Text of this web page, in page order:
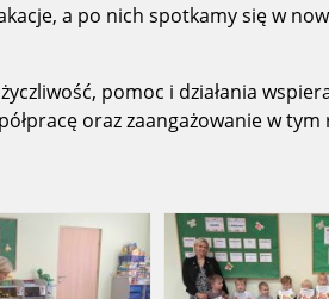
a po nich spotkamy się w
pomoc i działania
oraz zaangażowanie w